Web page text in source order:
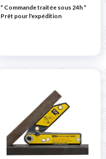
* Commande traitée sous 24h*
Prêt pour l'expédition